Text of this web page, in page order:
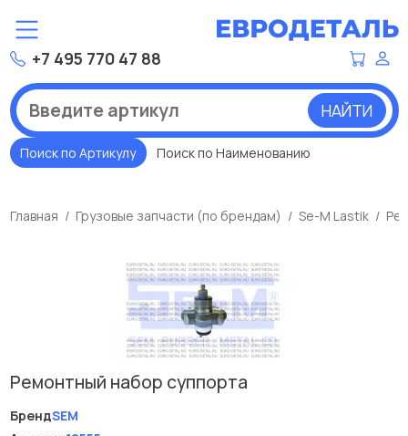
+7 495 770 47 88
НАЙТИ
Поиск по Артикулу Поиск по Наименованию
Главная Грузовые запчасти (по брендам) Se-M Lastik
Ремонтный набор суппорта
БрендSEM